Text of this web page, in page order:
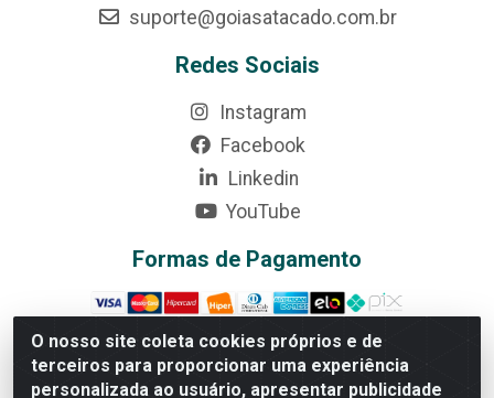
O nosso site coleta cookies próprios e de
terceiros para proporcionar uma experiência
personalizada ao usuário, apresentar publicidade
suporte@goiasatacado.com.br
Redes Sociais
Instagram
Facebook
Linkedin
YouTube
Formas de Pagamento
Rede Brasil - Avenida Universitária, nº 3860, Jardim das